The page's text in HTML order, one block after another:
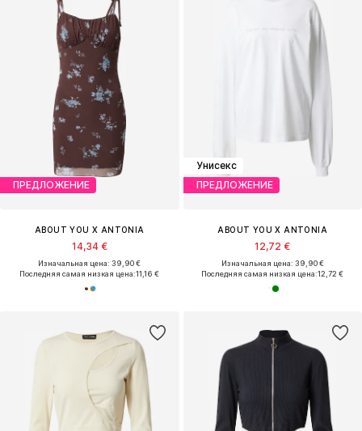
ПРЕДЛОЖЕНИЕ
ABOUT YOU X ANTONIA
14,34 €
Изначальная цена: 39,90 €
Последняя самая низкая цена:11,16 €
Унисекс
ПРЕДЛОЖЕНИЕ
ABOUT YOU X ANTONIA
12,72 €
Изначальная цена: 39,90 €
Последняя самая низкая цена:12,72 €